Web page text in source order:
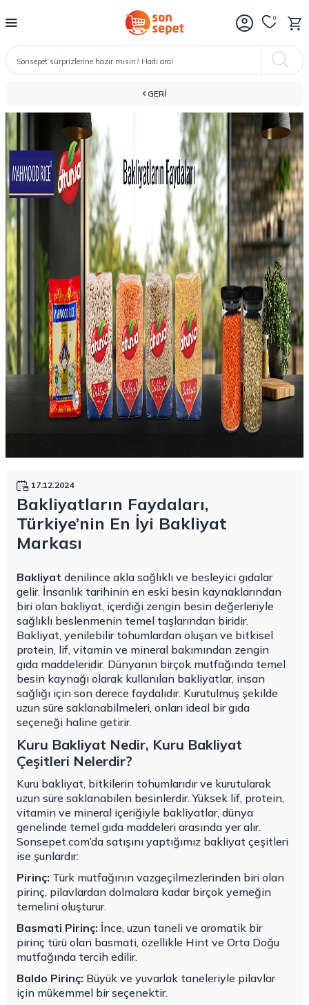
0
GERI
17.12.2024
Bakliyatların Faydaları,
Türkiye’nin En İyi Bakliyat
Markası
Bakliyat denilince akla sağlıklı ve besleyici gıdalar
gelir. İnsanlık tarihinin en eski besin kaynaklarından
biri olan bakliyat, içerdiği zengin besin değerleriyle
sağlıklı beslenmenin temel taşlarından biridir.
Bakliyat, yenilebilir tohumlardan oluşan ve bitkisel
protein, lif, vitamin ve mineral bakımından zengin
gıda maddeleridir. Dünyanın birçok mutfağında temel
besin kaynağı olarak kullanılan bakliyatlar, insan
sağlığı için son derece faydalıdır. Kurutulmuş şekilde
uzun süre saklanabilmeleri, onları ideal bir gıda
seçeneği haline getirir.
Kuru Bakliyat Nedir, Kuru Bakliyat
Çeşitleri Nelerdir?
Kuru bakliyat, bitkilerin tohumlarıdır ve kurutularak
uzun süre saklanabilen besinlerdir. Yüksek lif, protein,
vitamin ve mineral içeriğiyle bakliyatlar, dünya
genelinde temel gıda maddeleri arasında yer alır.
Sonsepet.com’da satışını yaptığımız bakliyat çeşitleri
ise şunlardır:
Pirinç: Türk mutfağının vazgeçilmezlerinden biri olan
pirinç, pilavlardan dolmalara kadar birçok yemeğin
temelini oluşturur.
Basmati Pirinç: İnce, uzun taneli ve aromatik bir
pirinç türü olan basmati, özellikle Hint ve Orta Doğu
mutfağında tercih edilir.
Baldo Pirinç: Büyük ve yuvarlak taneleriyle pilavlar
için mükemmel bir seçenektir.